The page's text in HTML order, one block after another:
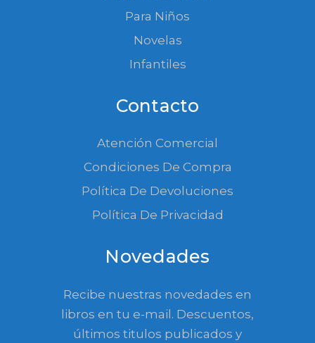
Para Niños
Novelas
Infantiles
Contacto
Atención Comercial
Condiciones De Compra
Política De Devoluciones
Política De Privacidad
Novedades
Recibe nuestras novedades en
libros en tu e-mail. Descuentos,
últimos titulos publicados y